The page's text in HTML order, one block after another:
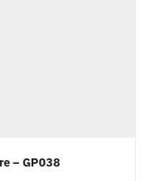
– GP038